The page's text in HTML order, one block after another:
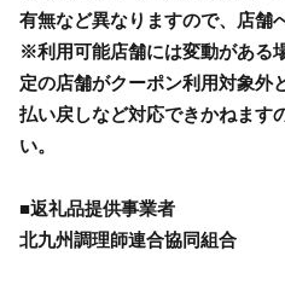
有無など異なりますので、店舗
※利用可能店舗には変動がある
定の店舗がクーポン利用対象外
払い戻しなど対応できかねます
い。
■返礼品提供事業者
北九州調理師連合協同組合